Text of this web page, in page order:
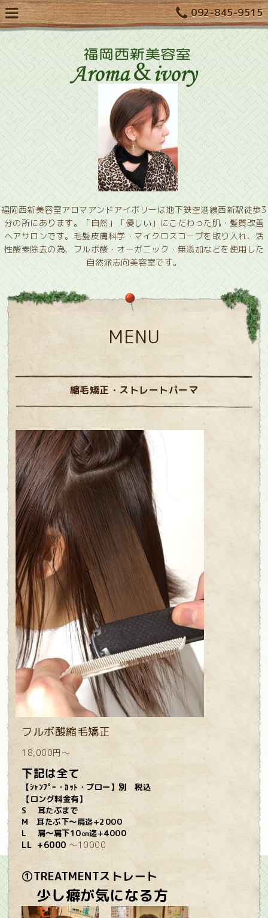
092-845-9515
福岡西新美容室アロマアンドアイボリーは地下鉄空港線西新駅徒歩3
分の所にあります。「自然」「優しい」にこだわった肌・髪質改善
ヘアサロンです。毛髪皮膚科学・マイクロスコープを取り入れ、活
性酸素除去の為、フルボ酸・オーガニック・無添加などを使用した
自然派志向美容室です。
MENU
縮毛矯正・ストレートパーマ
フルボ酸縮毛矯正
18,000円～
下記は全て
【ｼｬﾝﾌﾟｰ・ｶｯﾄ・ブロー】別 税込
【ロング料金有】
S 耳たぶまで
M 耳たぶ下～肩迄+2000
L 肩～肩下10㎝迄+4000
LL +6000 ～10000
①TREATMENTストレート
少し癖が気になる方